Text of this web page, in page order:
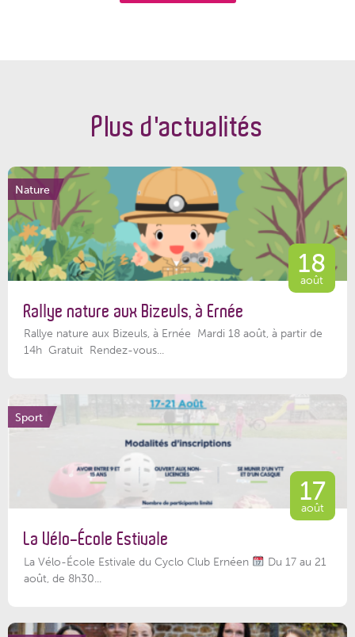
Plus d'actualités
Nature
18
août
Rallye nature aux Bizeuls, à Ernée
Rallye nature aux Bizeuls, à Ernée Mardi 18 août, à partir de
14h Gratuit Rendez-vous...
Sport
17
août
La Vélo-École Estivale
La Vélo-École Estivale du Cyclo Club Ernéen
Du 17 au 21
août, de 8h30...